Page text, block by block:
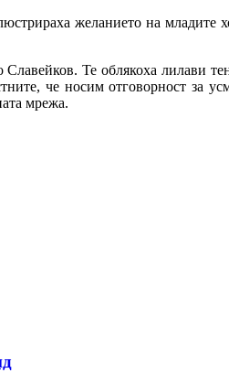
желанието на
Те облякоха лилави
че носим отговорност за
мрежа.